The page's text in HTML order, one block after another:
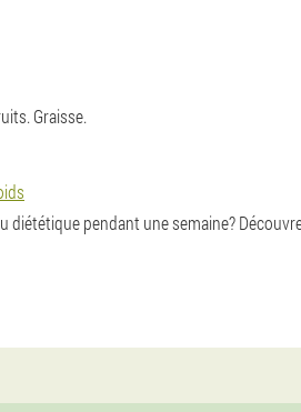
Graisse.
pendant une semaine?